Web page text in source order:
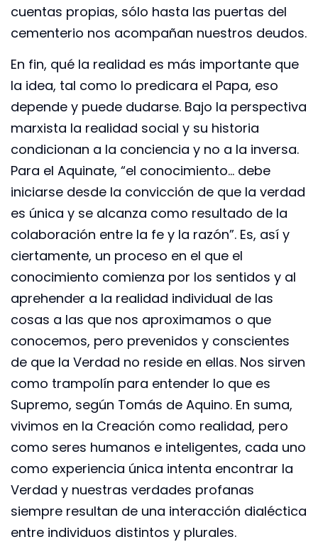
cuentas propias, sólo hasta las puertas del
cementerio nos acompañan nuestros deudos.
En fin, qué la realidad es más importante que
la idea, tal como lo predicara el Papa, eso
depende y puede dudarse. Bajo la perspectiva
marxista la realidad social y su historia
condicionan a la conciencia y no a la inversa.
Para el Aquinate, “el conocimiento… debe
iniciarse desde la convicción de que la verdad
es única y se alcanza como resultado de la
colaboración entre la fe y la razón”. Es, así y
ciertamente, un proceso en el que el
conocimiento comienza por los sentidos y al
aprehender a la realidad individual de las
cosas a las que nos aproximamos o que
conocemos, pero prevenidos y conscientes
de que la Verdad no reside en ellas. Nos sirven
como trampolín para entender lo que es
Supremo, según Tomás de Aquino. En suma,
vivimos en la Creación como realidad, pero
como seres humanos e inteligentes, cada uno
como experiencia única intenta encontrar la
Verdad y nuestras verdades profanas
siempre resultan de una interacción dialéctica
entre individuos distintos y plurales.